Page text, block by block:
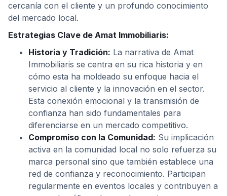
cercanía con el cliente y un profundo conocimiento
del mercado local.
Estrategias Clave de Amat Immobiliaris:
Historia y Tradición: La narrativa de Amat
Immobiliaris se centra en su rica historia y en
cómo esta ha moldeado su enfoque hacia el
servicio al cliente y la innovación en el sector.
Esta conexión emocional y la transmisión de
confianza han sido fundamentales para
diferenciarse en un mercado competitivo.
Compromiso con la Comunidad: Su implicación
activa en la comunidad local no solo refuerza su
marca personal sino que también establece una
red de confianza y reconocimiento. Participan
regularmente en eventos locales y contribuyen a